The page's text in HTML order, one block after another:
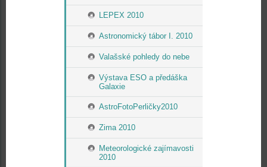
LEPEX 2010
Astronomický tábor I. 2010
Valašské pohledy do nebe
Výstava ESO a předáška
Galaxie
AstroFotoPerličky2010
Zima 2010
Meteorologické zajímavosti
2010